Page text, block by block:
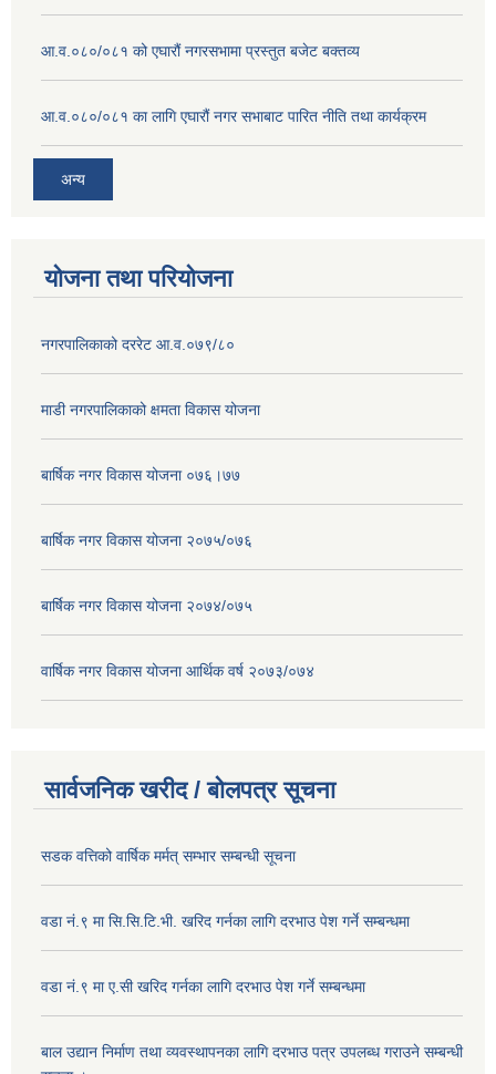
आ.व.०८०/०८१ को एघारौं नगरसभामा प्रस्तुत बजेट बक्तव्य
आ.व.०८०/०८१ का लागि एघारौं नगर सभाबाट पारित नीति तथा कार्यक्रम
अन्य
योजना तथा परियोजना
नगरपालिकाको दररेट आ.व.०७९/८०
माडी नगरपालिकाको क्षमता विकास योजना
बार्षिक नगर विकास योजना ०७६।७७
बार्षिक नगर विकास योजना २०७५/०७६
बार्षिक नगर विकास योजना २०७४/०७५
वार्षिक नगर विकास योजना आर्थिक वर्ष २०७३/०७४
सार्वजनिक खरीद / बोलपत्र सूचना
सडक वत्तिको वार्षिक मर्मत् सम्भार सम्बन्धी सूचना
वडा नं.९ मा सि.सि.टि.भी. खरिद गर्नका लागि दरभाउ पेश गर्ने सम्बन्धमा
वडा नं.९ मा ए.सी खरिद गर्नका लागि दरभाउ पेश गर्ने सम्बन्धमा
बाल उद्यान निर्माण तथा व्यवस्थापनका लागि दरभाउ पत्र उपलब्ध गराउने सम्बन्धी